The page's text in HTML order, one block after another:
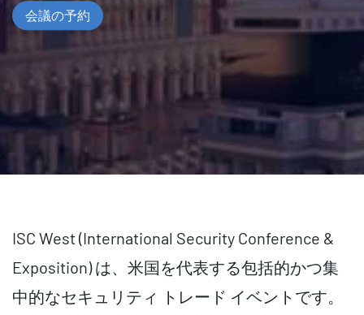
会議の予約
ISC West (International Security Conference &
Exposition) は、米国を代表する包括的かつ集
中的なセキュリティ トレード イベントです。